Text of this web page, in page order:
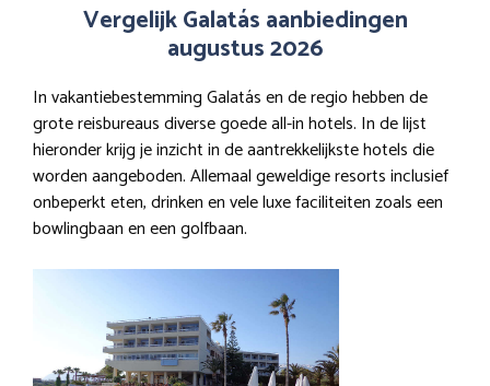
Vergelijk Galatás aanbiedingen
augustus 2026
In vakantiebestemming Galatás en de regio hebben de
grote reisbureaus diverse goede all-in hotels. In de lijst
hieronder krijg je inzicht in de aantrekkelijkste hotels die
worden aangeboden. Allemaal geweldige resorts inclusief
onbeperkt eten, drinken en vele luxe faciliteiten zoals een
bowlingbaan en een golfbaan.